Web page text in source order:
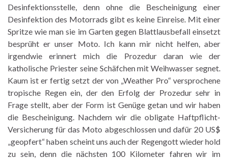
Desinfektionsstelle, denn ohne die Bescheinigung einer
Desinfektion des Motorrads gibt es keine Einreise. Mit einer
Spritze wie man sie im Garten gegen Blattlausbefall einsetzt
besprüht er unser Moto. Ich kann mir nicht helfen, aber
irgendwie erinnert mich die Prozedur daran wie der
katholische Priester seine Schäfchen mit Weihwasser segnet.
Kaum ist er fertig setzt der von „Weather Pro“ versprochene
tropische Regen ein, der den Erfolg der Prozedur sehr in
Frage stellt, aber der Form ist Genüge getan und wir haben
die Bescheinigung. Nachdem wir die obligate Haftpflicht-
Versicherung für das Moto abgeschlossen und dafür 20 US$
„geopfert“ haben scheint uns auch der Regengott wieder hold
zu sein, denn die nächsten 100 Kilometer fahren wir im